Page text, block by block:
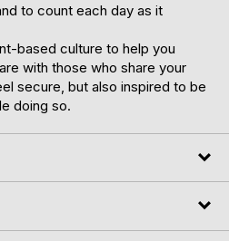
to count each day as it
based culture to help you
with those who share your
secure, but also inspired to be
doing so.